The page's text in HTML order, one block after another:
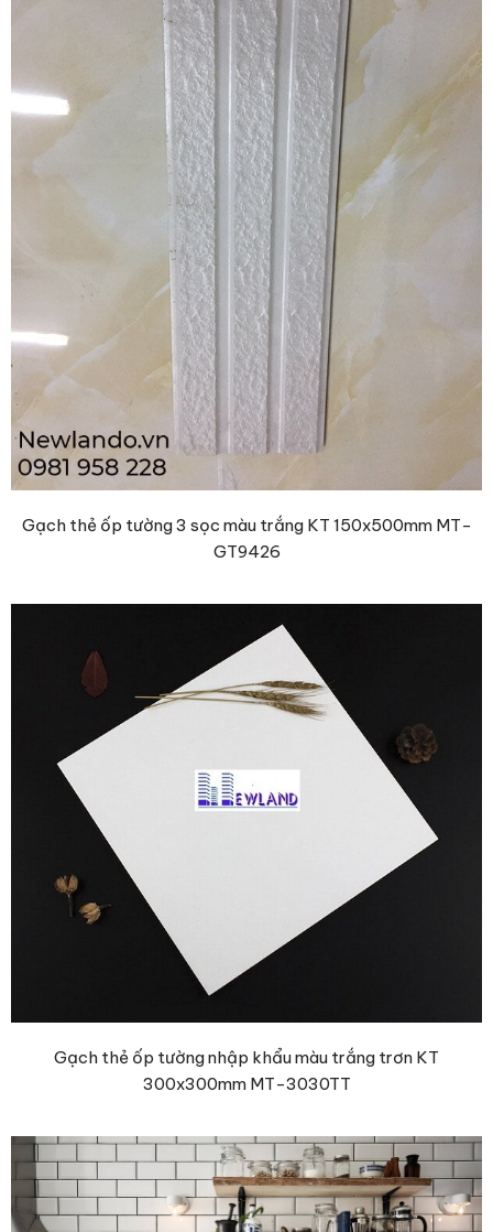
Gạch thẻ ốp tường 3 sọc màu trắng KT 150x500mm MT-
GT9426
Gạch thẻ ốp tường nhập khẩu màu trắng trơn KT
300x300mm MT-3030TT